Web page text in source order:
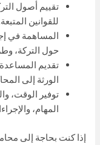
تقييم أصول
للقوانين المتبعة.
المساهمة في
حول التركة،
تقديم
الورثة إلى
توفير الوقت،
المهام،
إذا كنت بحاجة إلى